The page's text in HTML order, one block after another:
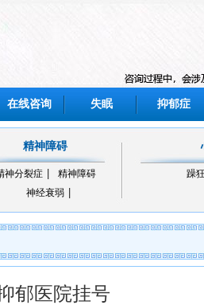
在线咨询 失眠 抑郁症
精神障碍
神分裂症
精神障碍
神经衰弱
躁
郁医院挂号